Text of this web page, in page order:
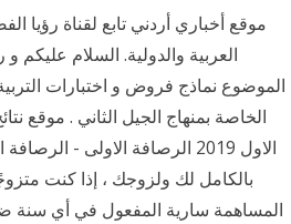
موقع أخباري أردني تابع لقناة رؤيا
العربية والدولية. السلام عليكم
الموضوع نماذج فروض و اختبارات
الخاصة بمنهاج الجيل الثاني . موقع
الاول 2019 الرصافة الاولى -